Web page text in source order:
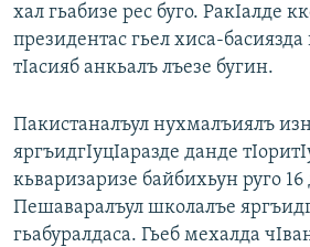
РАСПИСАНИЕ ВЕЩАНИЯ
ПОДПИШИТЕСЬ НА РАССЫЛКУ
СОЦИАЛЬНЫЕ СЕТИ
хал гьабизе рес буго. РакIалде
президентас гьел хиса-басиязда
тIасияб анкьалъ лъезе бугин.
Пакистаналъул нухмалъиялъ
яргъидгIуцIаразде данде
кьваризаризе байбихьун руго 16
Пешаваралъул школалъе
гьабуралдаса. Гьеб мехалда